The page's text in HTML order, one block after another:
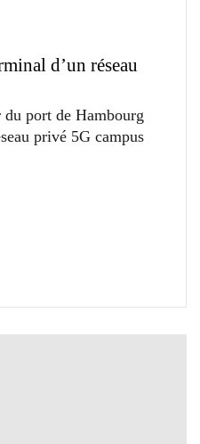
d’un réseau
port de Hambourg
privé 5G campus